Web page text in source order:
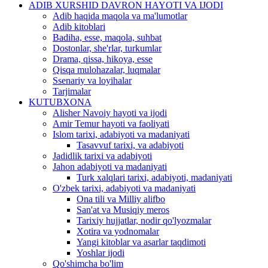
ADIB XURSHID DAVRON HAYOTI VA IJODI
Adib haqida maqola va ma'lumotlar
Adib kitoblari
Badiha, esse, maqola, suhbat
Dostonlar, she'rlar, turkumlar
Drama, qissa, hikoya, esse
Qisqa mulohazalar, luqmalar
Ssenariy va loyihalar
Tarjimalar
KUTUBXONA
Alisher Navoiy hayoti va ijodi
Amir Temur hayoti va faoliyati
Islom tarixi, adabiyoti va madaniyati
Tasavvuf tarixi, va adabiyoti
Jadidlik tarixi va adabiyoti
Jahon adabiyoti va madaniyati
Turk xalqlari tarixi, adabiyoti, madaniyati
O'zbek tarixi, adabiyoti va madaniyati
Ona tili va Milliy alifbo
San'at va Musiqiy meros
Tarixiy hujjatlar, nodir qo'lyozmalar
Xotira va yodnomalar
Yangi kitoblar va asarlar taqdimoti
Yoshlar ijodi
Qo'shimcha bo'lim